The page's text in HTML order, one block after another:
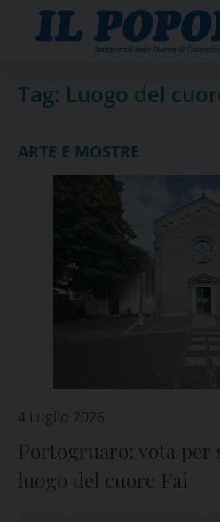
Tag: Luogo del
ARTE E MOSTRE
4 Luglio 2026
Portogruaro: vota per
luogo del cuore Fai